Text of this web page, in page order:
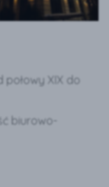
XIX do
biurowo-